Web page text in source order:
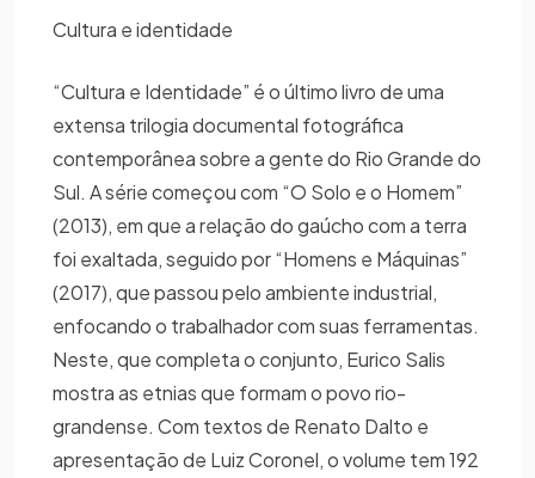
Cultura e identidade
“Cultura e Identidade” é o último livro de uma
extensa trilogia documental fotográfica
contemporânea sobre a gente do Rio Grande do
Sul. A série começou com “O Solo e o Homem”
(2013), em que a relação do gaúcho com a terra
foi exaltada, seguido por “Homens e Máquinas”
(2017), que passou pelo ambiente industrial,
enfocando o trabalhador com suas ferramentas.
Neste, que completa o conjunto, Eurico Salis
mostra as etnias que formam o povo rio-
grandense. Com textos de Renato Dalto e
apresentação de Luiz Coronel, o volume tem 192